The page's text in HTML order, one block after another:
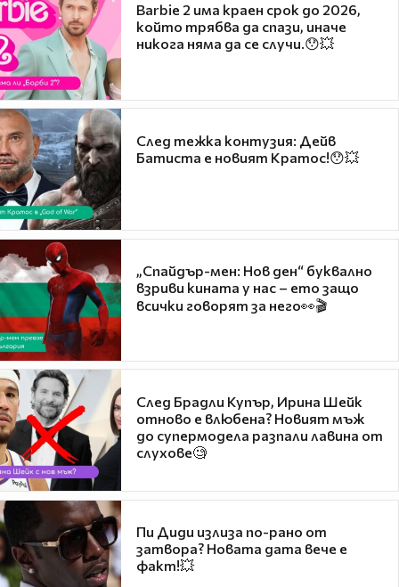
Barbie 2 има краен срок до 2026,
който трябва да спази, иначе
никога няма да се случи.😯💥
След тежка контузия: Дейв
Батиста е новият Кратос!😯💥
„Спайдър-мен: Нов ден“ буквално
взриви кината у нас – ето защо
всички говорят за него👀🎬
След Брадли Купър, Ирина Шейк
отново е влюбена? Новият мъж
до супермодела разпали лавина от
слухове🧐
Пи Диди излиза по-рано от
затвора? Новата дата вече е
факт!💥